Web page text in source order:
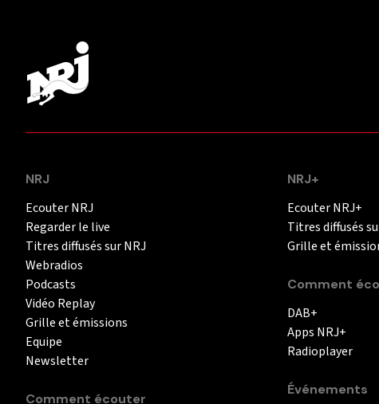
NRJ
Ecouter NRJ
Regarder le live
Titres diffusés sur NRJ
Webradios
Podcasts
Vidéo Replay
Grille et émissions
Equipe
Newsletter
Comment écouter
NRJ+
Ecouter NRJ+
Titres diffusés
Grille et
Comment
DAB+
Apps NRJ+
Radioplayer
Événements